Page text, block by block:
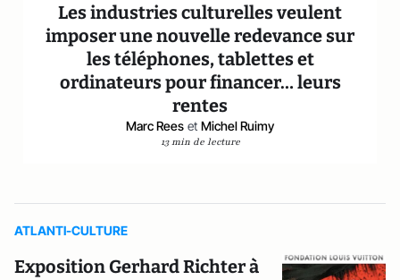
Les industries culturelles veulent
imposer une nouvelle redevance sur
les téléphones, tablettes et
ordinateurs pour financer… leurs
rentes
Marc Rees et Michel Ruimy
13 min de lecture
ATLANTI-CULTURE
Exposition Gerhard Richter à